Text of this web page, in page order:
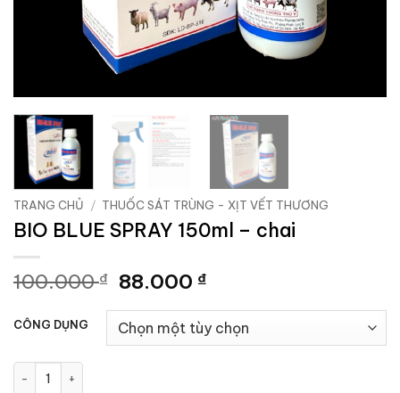
TRANG CHỦ / THUỐC SÁT TRÙNG - XỊT VẾT THƯƠNG
BIO BLUE SPRAY 150ml – chai
100.000₫ Giá
là:
100.000 ₫.
88.000 ₫Giá
tại
là:
CÔNG DỤNG
BIO BLUE SPRAY 150ml - chai số lượng